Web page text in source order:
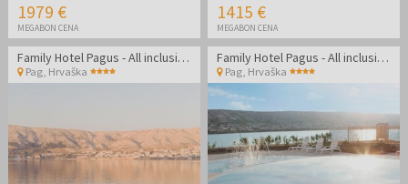
1979 €
MEGABON CENA
1415 €
MEGABON CENA
Family Hotel Pagus - All inclusive september na Pagu
Pag, Hrvaška
Family Hotel Pagus - All inclusive september na Pagu
Pag, Hrvaška